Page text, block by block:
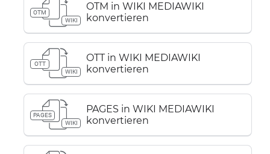
OTM
WIKI
OTM in WIKI MEDIAWIKI
konvertieren
OTT
WIKI
OTT in WIKI MEDIAWIKI
konvertieren
PAGES
WIKI
PAGES in WIKI MEDIAWIKI
konvertieren